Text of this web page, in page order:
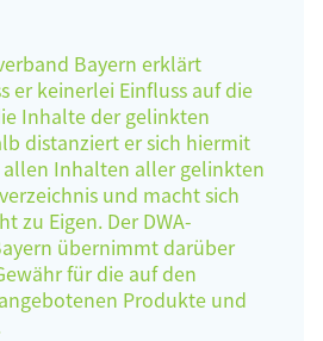
Bayern erklärt
er keinerlei Einfluss auf die
Inhalte der gelinkten
distanziert er sich hiermit
Inhalten aller gelinkten
und macht sich
zu Eigen. Der DWA-
übernimmt darüber
für die auf den
Produkte und